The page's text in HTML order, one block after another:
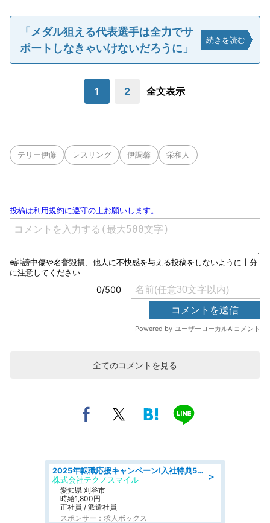
「メダル狙える代表選手は全力でサ
ポートしなきゃいけないだろうに」
続きを読む
1 2 全文表示
テリー伊藤 レスリング 伊調馨 栄和人
全てのコメントを見る
＞
2025年転職応援キャンペーン!入社特典58万円/デンソーで働こう!自動車工場で小型部品の検査業務 denso aichi
株式会社テクノスマイル
愛知県 刈谷市
時給1,800円
正社員 / 派遣社員
スポンサー：求人ボックス